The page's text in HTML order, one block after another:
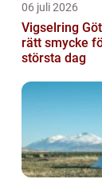
06 juli 2026
Vigselring
rätt smycke
största dag